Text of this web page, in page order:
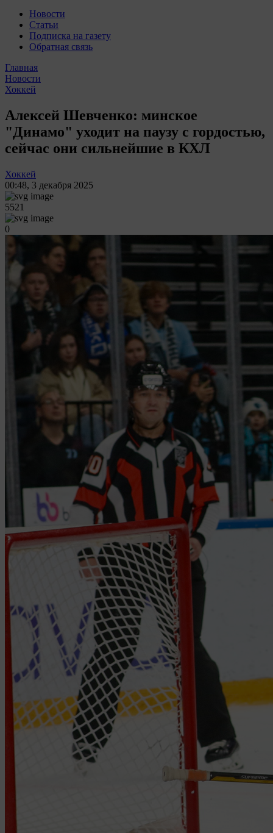
Новости
Статьи
Подписка на газету
Обратная связь
Главная
Новости
Хоккей
Алексей Шевченко: минское
"Динамо" уходит на паузу с гордостью,
сейчас они сильнейшие в КХЛ
Хоккей
00:48, 3 декабря 2025
5521
0